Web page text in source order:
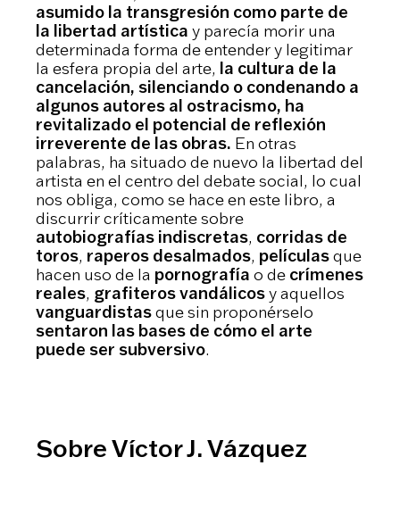
asumido la transgresión como parte de
la libertad artística y parecía morir una
determinada forma de entender y legitimar
la esfera propia del arte, la cultura de la
cancelación, silenciando o condenando a
algunos autores al ostracismo, ha
revitalizado el potencial de reflexión
irreverente de las obras. En otras
palabras, ha situado de nuevo la libertad del
artista en el centro del debate social, lo cual
nos obliga, como se hace en este libro, a
discurrir críticamente sobre
autobiografías indiscretas, corridas de
toros, raperos desalmados, películasque
hacen uso de la pornografía o de crímenes
reales, grafiteros vandálicosy aquellos
vanguardistasque sin proponérselo
sentaron las bases de cómo el arte
puede ser subversivo.
Sobre Víctor J. Vázquez